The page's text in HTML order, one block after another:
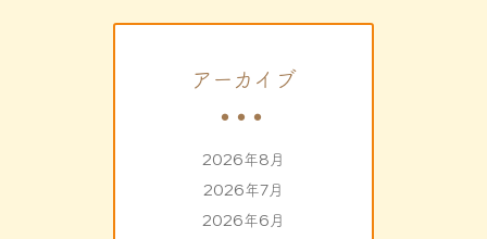
アーカイブ
2026年8月
2026年7月
2026年6月